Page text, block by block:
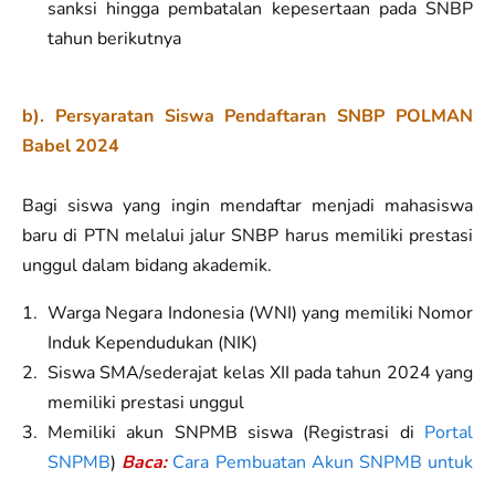
sanksi hingga pembatalan kepesertaan pada SNBP
tahun berikutnya
b). Persyaratan Siswa Pendaftaran SNBP POLMAN
Babel 2024
Bagi siswa yang ingin mendaftar menjadi mahasiswa
baru di PTN melalui jalur SNBP harus memiliki prestasi
unggul dalam bidang akademik.
Warga Negara Indonesia (WNI) yang memiliki Nomor
Induk Kependudukan (NIK)
Siswa SMA/sederajat kelas XII pada tahun 2024 yang
memiliki prestasi unggul
Memiliki akun SNPMB siswa (Registrasi di Portal
SNPMB) Baca: Cara Pembuatan Akun SNPMB untuk